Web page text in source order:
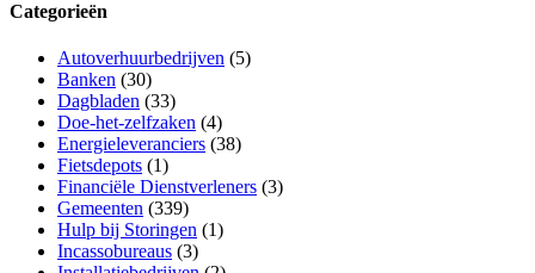
Categorieën
Autoverhuurbedrijven (5)
Banken (30)
Dagbladen (33)
Doe-het-zelfzaken (4)
Energieleveranciers (38)
Fietsdepots (1)
Financiële Dienstverleners (3)
Gemeenten (339)
Hulp bij Storingen (1)
Incassobureaus (3)